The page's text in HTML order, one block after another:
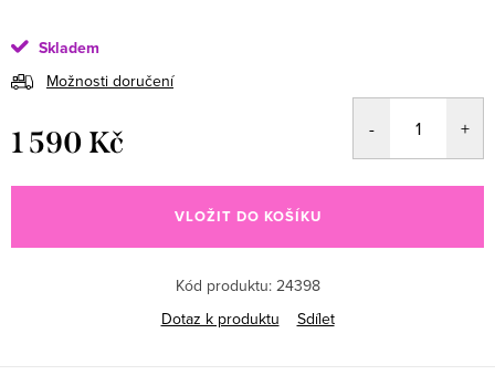
Skladem
Možnosti doručení
1 590 Kč
VLOŽIT DO KOŠÍKU
Kód produktu: 24398
Dotaz k produktu
Sdílet